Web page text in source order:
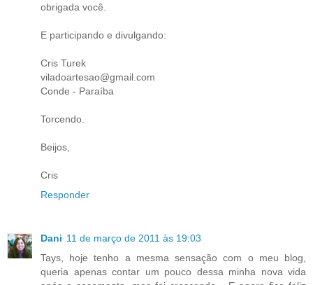
obrigada você.
E participando e divulgando:
Cris Turek
viladoartesao@gmail.com
Conde - Paraíba
Torcendo.
Beijos,
Cris
Responder
Dani 11 de março de 2011 às 19:03
Tays, hoje tenho a mesma sensação com o meu blog,
queria apenas contar um pouco dessa minha nova vida